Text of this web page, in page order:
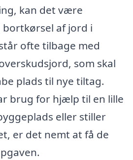
kan det være
af jord i
ofte tilbage med
som skal
plads til nye tiltag.
brug for hjælp til en lille
eller stiller
er det nemt at få de